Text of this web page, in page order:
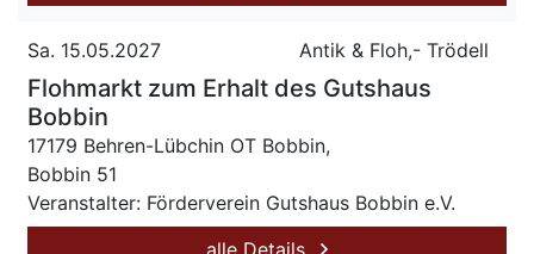
Sa. 15.05.2027 Antik & Floh,- Trödell
Flohmarkt zum Erhalt des Gutshaus
Bobbin
17179 Behren-Lübchin OT Bobbin,
Bobbin 51
Veranstalter: Förderverein Gutshaus Bobbin e.V.
alle Details